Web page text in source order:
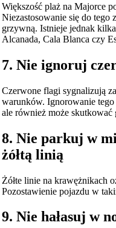
Większość plaż na Majorce
Niezastosowanie się do tego
grzywną. Istnieje jednak
Alcanada, Cala Blanca czy
7. Nie ignoruj
Czerwone flagi sygnalizują
warunków. Ignorowanie
ale również może
8. Nie parkuj w
żółtą linią
Żółte linie na krawężnikach
Pozostawienie pojazdu w
9. Nie hałasuj w